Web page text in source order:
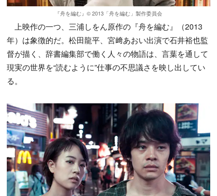
『舟を編む』© 2013「舟を編む」製作委員会
上映作の一つ、三浦しをん原作の『舟を編む』（2013
年）は象徴的だ。松田龍平、宮﨑あおい出演で石井裕也監
督が描く、辞書編集部で働く人々の物語は、言葉を通して
現実の世界を“読むように”仕事の不思議さを映し出してい
る。